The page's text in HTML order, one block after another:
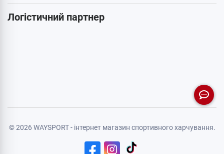
Логістичний партнер
© 2026 WAYSPORT - інтернет магазин спортивного харчування.